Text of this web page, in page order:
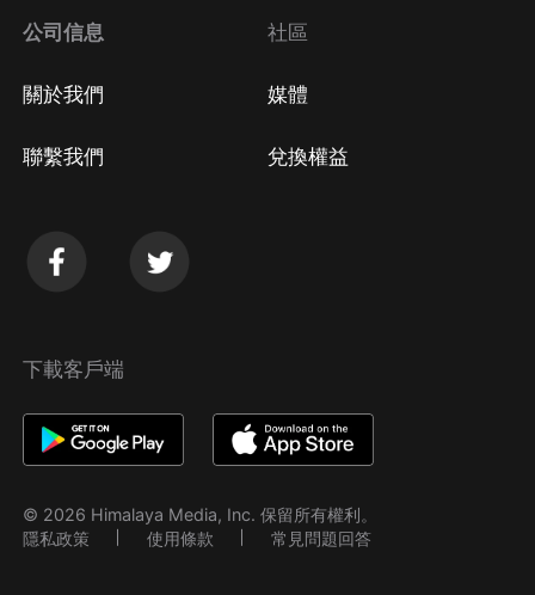
公司信息
關於我們
聯繫我們
社區
媒體
兌換權益
下載客戶端
© 2026 Himalaya Media, Inc. 保留所有權利。
隱私政策
使用條款 常見問題回答